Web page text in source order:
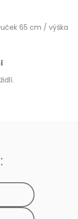
65 cm / výška